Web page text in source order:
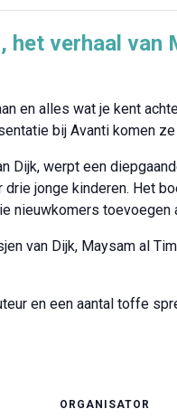
het verhaal van
en alles wat je kent
bij Avanti komen
Dijk, werpt een
jonge kinderen. Het
nieuwkomers toevoegen
van Dijk, Maysam al
en een aantal toffe
ORGANISATOR